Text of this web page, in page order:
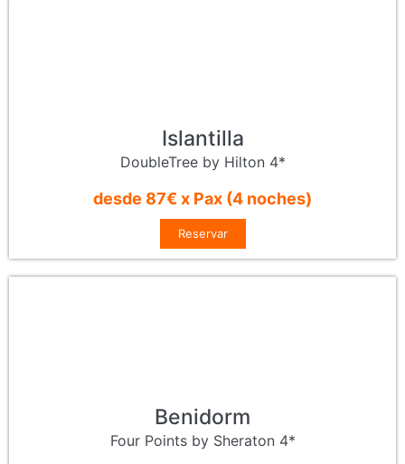
Islantilla
DoubleTree by Hilton 4*
desde 87€ x Pax (4 noches)
Reservar
Benidorm
Four Points by Sheraton 4*